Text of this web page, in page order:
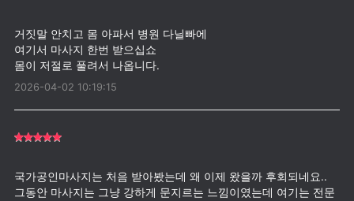
거짓말 안치고 몸 아파서 병원 다닐빠에
여기서 마사지 한번 받으십쇼
2026-04-02 10:19:15
국가공인마사지는 처음 받아봤는데 왜 이제 왔을까 후회되네요..
그동안 마사지는 그냥 강하게 문지르는 느낌이였는데 여기는 전문